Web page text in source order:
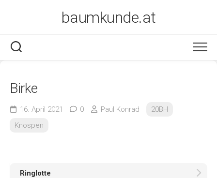
baumkunde.at
Birke
16. April 2021 0 Paul Konrad
20BH
Knospen
Ringlotte